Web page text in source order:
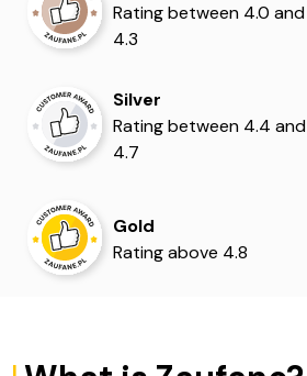
Rating between 4.0 and
4.3
Silver
Rating between 4.4 and
4.7
Gold
Rating above 4.8